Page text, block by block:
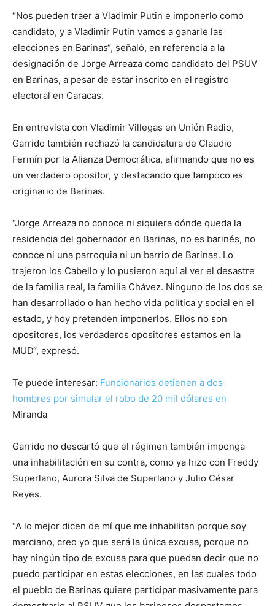
“Nos pueden traer a Vladimir Putin e imponerlo como
candidato, y a Vladimir Putin vamos a ganarle las
elecciones en Barinas“, señaló, en referencia a la
designación de Jorge Arreaza como candidato del PSUV
en Barinas, a pesar de estar inscrito en el registro
electoral en Caracas.
En entrevista con Vladimir Villegas en Unión Radio,
Garrido también rechazó la candidatura de Claudio
Fermín por la Alianza Democrática, afirmando que no es
un verdadero opositor, y destacando que tampoco es
originario de Barinas.
“Jorge Arreaza no conoce ni siquiera dónde queda la
residencia del gobernador en Barinas, no es barinés, no
conoce ni una parroquia ni un barrio de Barinas. Lo
trajeron los Cabello y lo pusieron aquí al ver el desastre
de la familia real, la familia Chávez. Ninguno de los dos se
han desarrollado o han hecho vida política y social en el
estado, y hoy pretenden imponerlos. Ellos no son
opositores, los verdaderos opositores estamos en la
MUD“, expresó.
Te puede interesar: Funcionarios detienen a dos
hombres por simular el robo de 20 mil dólares en
Miranda
Garrido no descartó que el régimen también imponga
una inhabilitación en su contra, como ya hizo con Freddy
Superlano, Aurora Silva de Superlano y Julio César
Reyes.
“A lo mejor dicen de mí que me inhabilitan porque soy
marciano, creo yo que será la única excusa, porque no
hay ningún tipo de excusa para que puedan decir que no
puedo participar en estas elecciones, en las cuales todo
el pueblo de Barinas quiere participar masivamente para